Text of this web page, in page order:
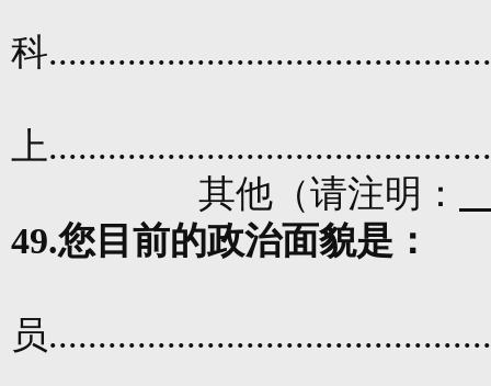
科
上
其他（请注明：
49.您目前的政治面貌是：
员